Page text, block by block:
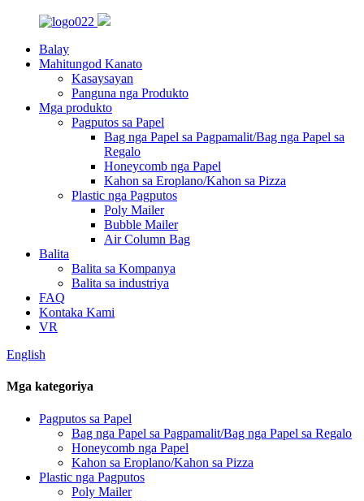
Balay
Mahitungod Kanato
Kasaysayan
Panguna nga Produkto
Mga produkto
Pagputos sa Papel
Bag nga Papel sa Pagpamalit/Bag nga Papel sa
Regalo
Honeycomb nga Papel
Kahon sa Eroplano/Kahon sa Pizza
Plastic nga Pagputos
Poly Mailer
Bubble Mailer
Air Column Bag
Balita
Balita sa Kompanya
Balita sa industriya
FAQ
Kontaka Kami
VR
English
Mga kategoriya
Pagputos sa Papel
Bag nga Papel sa Pagpamalit/Bag nga Papel sa Regalo
Honeycomb nga Papel
Kahon sa Eroplano/Kahon sa Pizza
Plastic nga Pagputos
Poly Mailer